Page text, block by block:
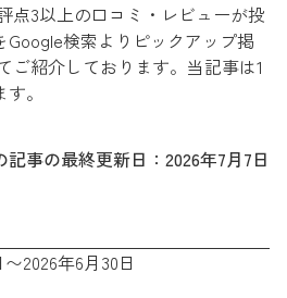
点3以上の口コミ・レビューが投
検索よりピックアップ掲
ご紹介しております。当記事は1
。
記事の最終更新日：2026年7月7日
2026年6月30日